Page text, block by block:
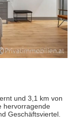
und 3,1 km von
hervorragende
Geschäftsviertel.